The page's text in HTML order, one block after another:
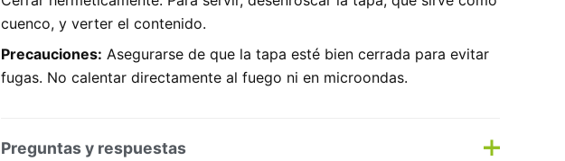
cuenco, y verter el contenido.
Precauciones: Asegurarse de que la tapa esté bien cerrada para evitar
fugas. No calentar directamente al fuego ni en microondas.
Preguntas y respuestas